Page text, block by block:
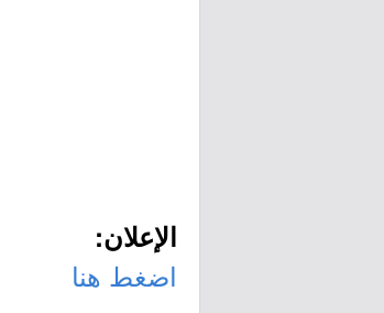
الإعلان:
اضغط هنا